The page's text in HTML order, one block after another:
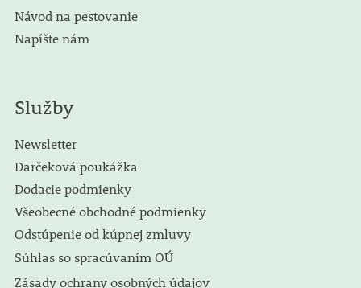
Návod na pestovanie
Napíšte nám
Služby
Newsletter
Darčeková poukážka
Dodacie podmienky
Všeobecné obchodné podmienky
Odstúpenie od kúpnej zmluvy
Súhlas so spracúvaním OÚ
Zásady ochrany osobných údajov